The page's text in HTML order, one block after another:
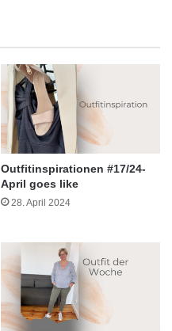
Outfitinspirationen #17/24-
April goes like
28. April 2024